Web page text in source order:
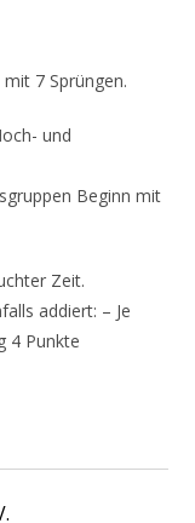
7 Sprüngen.
und
Beginn mit
Zeit.
addiert: – Je
4 Punkte